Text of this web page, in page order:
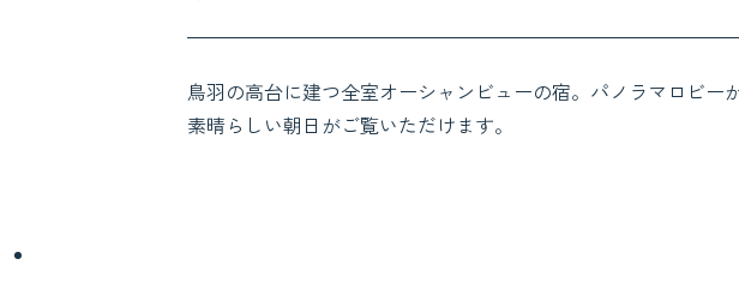
鳥羽の高台に建つ全室オーシャンビューの宿。パノラマロビー
素晴らしい朝日がご覧いただけます。